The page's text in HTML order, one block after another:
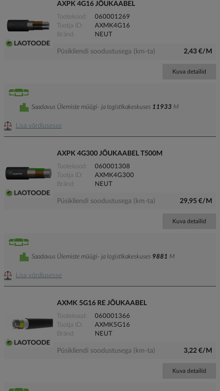
AXPK 4G16 JÕUKAABEL
Tootekood
060001269
Tootja ID
AXMK4G16
Bränd
NEUT
Püsikliendi soodustusega (km-ta) 2,43 €/M
Kuva detailid
Lisa võrdlusesse
Saadavus Ülemiste müügi- ja logistikakeskuses 11933 M
AXPK 4G300 JÕUKAABEL T500M
Tootekood
060001308
Tootja ID
AXMK4G300
Bränd
NEUT
Püsikliendi soodustusega (km-ta) 29,95 €/M
Kuva detailid
Lisa võrdlusesse
Saadavus Ülemiste müügi- ja logistikakeskuses 9881 M
AXMK 5G16 RE JÕUKAABEL
Tootekood
060001366
Tootja ID
AXMK5G16
Bränd
NEUT
Püsikliendi soodustusega (km-ta) 3,22 €/M
Kuva detailid